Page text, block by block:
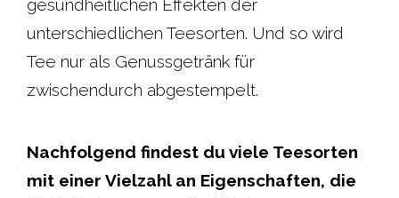
gesundheitlichen Effekten der
unterschiedlichen Teesorten. Und so wird
Tee nur als Genussgetränk für
zwischendurch abgestempelt.
Nachfolgend findest du viele Teesorten
mit einer Vielzahl an Eigenschaften, die